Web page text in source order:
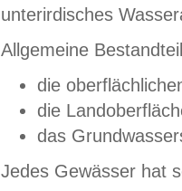
unterirdisches
Allgemeine
die
die
das
Jedes Gewässer hat